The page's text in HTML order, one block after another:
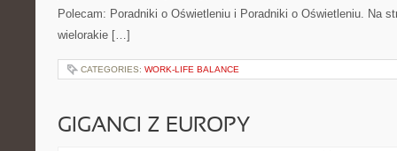
Polecam: Poradniki o Oświetleniu i Poradniki o Oświetleniu. Na
wielorakie […]
CATEGORIES: WORK-LIFE BALANCE
GIGANCI Z EUROPY